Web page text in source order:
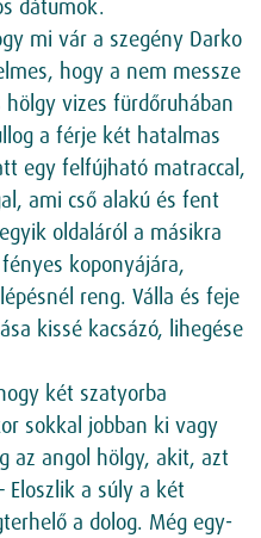
dátumok.
mi vár a szegény Darko
hogy a nem messze
vizes fürdőruhában
a férje két hatalmas
egy felfújható matraccal,
ami cső alakú és fent
oldaláról a másikra
koponyájára,
reng. Válla és feje
kissé kacsázó, lihegése
két szatyorba
sokkal jobban ki vagy
az angol hölgy, akit, azt
a súly a két
a dolog. Még egy-